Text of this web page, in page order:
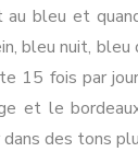
bleu et
bleu nuit,
15 fois par
et le
des tons